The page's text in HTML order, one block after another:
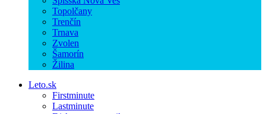
Topolčany
Trenčín
Trnava
Zvolen
Šamorín
Žilina
Leto.sk
Firstminute
Lastminute